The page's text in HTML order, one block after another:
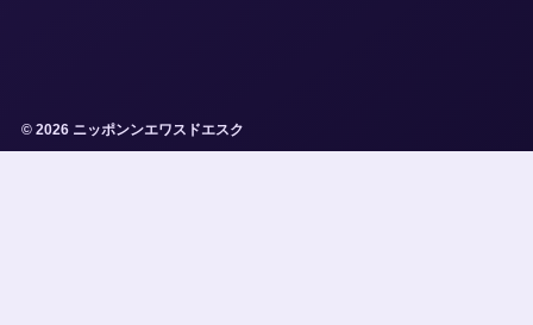
© 2026 ニッポンンエワスドエスク